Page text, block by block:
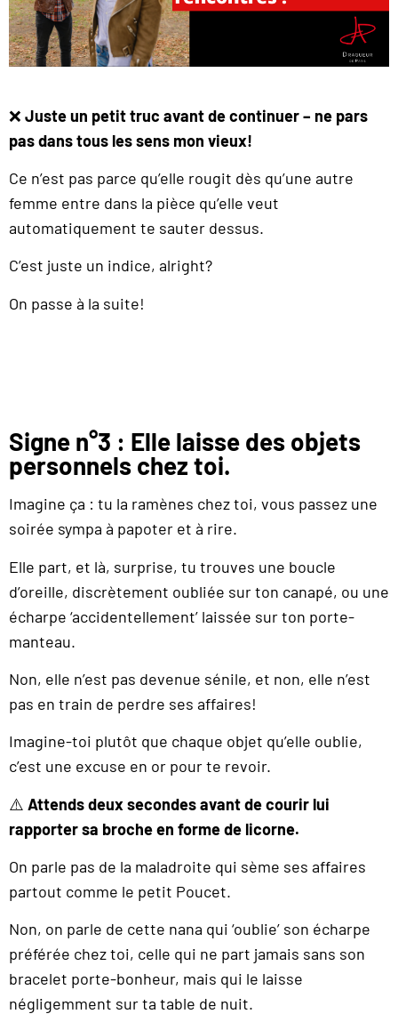
❌ Juste un petit truc avant de continuer – ne pars
pas dans tous les sens mon vieux!
Ce n’est pas parce qu’elle rougit dès qu’une autre
femme entre dans la pièce qu’elle veut
automatiquement te sauter dessus.
C’est juste un indice, alright?
On passe à la suite!
Signe n°3 : Elle laisse des objets
personnels chez toi.
Imagine ça : tu la ramènes chez toi, vous passez une
soirée sympa à papoter et à rire.
Elle part, et là, surprise, tu trouves une boucle
d’oreille, discrètement oubliée sur ton canapé, ou une
écharpe ‘accidentellement’ laissée sur ton porte-
manteau.
Non, elle n’est pas devenue sénile, et non, elle n’est
pas en train de perdre ses affaires!
Imagine-toi plutôt que chaque objet qu’elle oublie,
c’est une excuse en or pour te revoir.
⚠️ Attends deux secondes avant de courir lui
rapporter sa broche en forme de licorne.
On parle pas de la maladroite qui sème ses affaires
partout comme le petit Poucet.
Non, on parle de cette nana qui ‘oublie’ son écharpe
préférée chez toi, celle qui ne part jamais sans son
bracelet porte-bonheur, mais qui le laisse
négligemment sur ta table de nuit.